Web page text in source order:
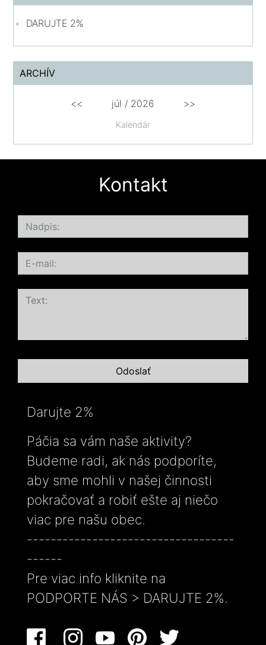
DARUJTE 2%
ARCHÍV
Kalendár
<< júl / 2026 >>
Kontakt
Darujte 2%
Páčia sa vám naše aktivity?
Budeme radi, ak nás podporíte,
aby sme mohli v našej činnosti
pokračovať a robiť ešte aj niečo
viac pre našu obec.
-----------------------------------
------
Pre viac info kliknite na
PODPORTE NÁS > DARUJTE 2%.